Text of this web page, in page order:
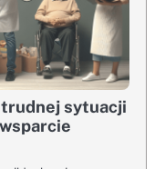
trudnej sytuacji